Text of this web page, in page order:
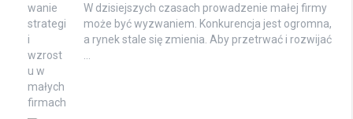
W dzisiejszych czasach prowadzenie małej firmy
może być wyzwaniem. Konkurencja jest ogromna,
a rynek stale się zmienia. Aby przetrwać i rozwijać